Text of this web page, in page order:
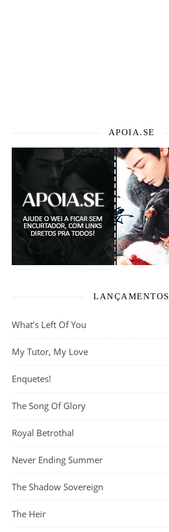
APOIA.SE
LANÇAMENTOS
What’s Left Of You
My Tutor, My Love
Enquetes!
The Song Of Glory
Royal Betrothal
Never Ending Summer
The Shadow Sovereign
The Heir